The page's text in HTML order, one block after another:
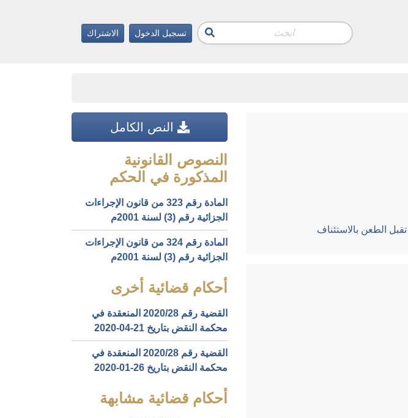
تسجيل الدخول الاشتراك
تقبل الطعن بالاستئناف
النص الكامل
النصوص القانونية
المذكورة في الحكم
المادة رقم 323 من قانون الإجراءات
الجزائية رقم (3) لسنة 2001م
المادة رقم 324 من قانون الإجراءات
الجزائية رقم (3) لسنة 2001م
أحكام قضائية أخرى
القضية رقم ‎28‏/‎2020‏ المنعقدة في
محكمة النقض بتاريخ ‎2020-04-21‏
القضية رقم ‎28‏/‎2020‏ المنعقدة في
محكمة النقض بتاريخ ‎2020-01-26‏
أحكام قضائية مشابهة